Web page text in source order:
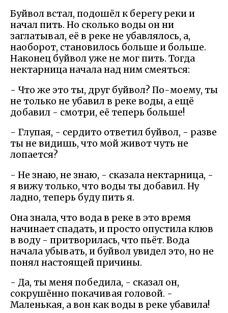
Буйвол встал, подошёл к берегу реки и
начал пить. Но сколько воды он ни
заглатывал, её в реке не убавлялось, а,
наоборот, становилось больше и больше.
Наконец буйвол уже не мог пить. Тогда
нектарница начала над ним смеяться:
- Что же это ты, друг буйвол? По-моему, ты
не только не убавил в реке воды, а ещё
добавил - смотри, её теперь больше!
- Глупая, - сердито ответил буйвол, - разве
ты не видишь, что мой живот чуть не
лопается?
- Не знаю, не знаю, - сказала нектарница, -
я вижу только, что воды ты добавил. Ну
ладно, теперь буду пить я.
Она знала, что вода в реке в это время
начинает спадать, и просто опустила клюв
в воду - притворилась, что пьёт. Вода
начала убывать, и буйвол увидел это, но не
понял настоящей причины.
- Да, ты меня победила, - сказал он,
сокрушённо покачивая головой. -
Маленькая, а вон как воды в реке убавила!